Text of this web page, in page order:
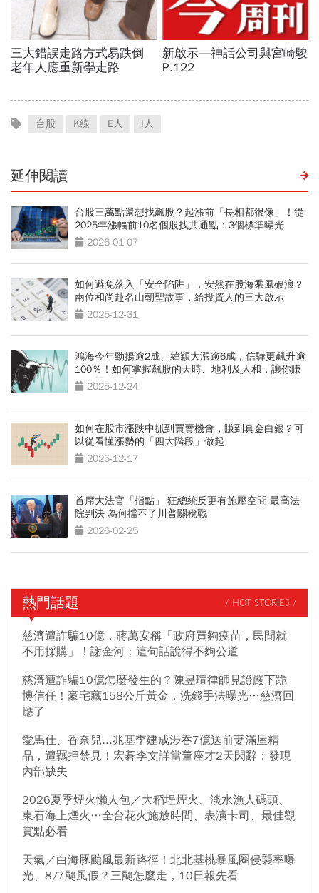
台股 K線 E人 I人
延伸閱讀
台股三萬點還想找飆股？起漲前「長相都很像」！從
2025年漲幅前10名個股找共通點：3個標準曝光
2026-01-07
如何避免落入「安全陷阱」，安然在股海乘風破浪？
兩位和尚赴名山朝聖故事，給投資人的三大啟示
2025-12-31
鴻海今年勁揚逾2成、緯穎大漲逾6成，信驊更飆升逾
100％！如何掌握飆股的天時、地利及人和，讓你賺
到一檔又一檔？
2025-12-24
如何在股市漲跌中抓到買賣機會，賺到真金白銀？可
以從看懂漲勢的「四大階段」做起
2025-12-17
首席大法官「指點」 狂總統反更有施壓空間 最高法
院判決 為何擋不了川普關稅戰
2026-02-25
熱門話題 / HOT STORIES /
慈濟遭詐騙10億，蔣萬安稱「政府買夠疫苗，民間就
不用採購」！謝金河：這句話說得不夠公道
慈濟遭詐騙10億怎麼發生的？陳昱瑄律師見證嚴下跪
博信任！豪宅藏158公斤黃金，洗錢手法曝光…慈濟回
應了
愛馬仕、香奈兒...兆基李建成涉吞7億送前妻滿屋精
品，遭羈押禁見！宏碁李文詳當董座才2天閃辭：發現
內部缺失
2026夏季煙火懶人包／大稻埕煙火、淡水漁人碼頭、
東石海上煙火…全台花火施放時間、表演卡司、最佳觀
賞點必看
天氣／白海豚颱風最新路徑！北北基桃暴風圈侵襲率曝
光、8/7颱風假？三颱怎麼走，10日報先看